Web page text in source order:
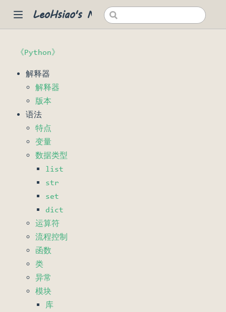
LeoHsiao's Notes
《Python》
解释器
解释器
版本
语法
特点
变量
数据类型
list
str
set
dict
运算符
流程控制
函数
类
异常
模块
库